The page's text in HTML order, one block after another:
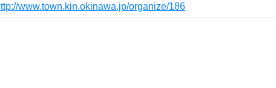
www.town.kin.okinawa.jp/organize/186